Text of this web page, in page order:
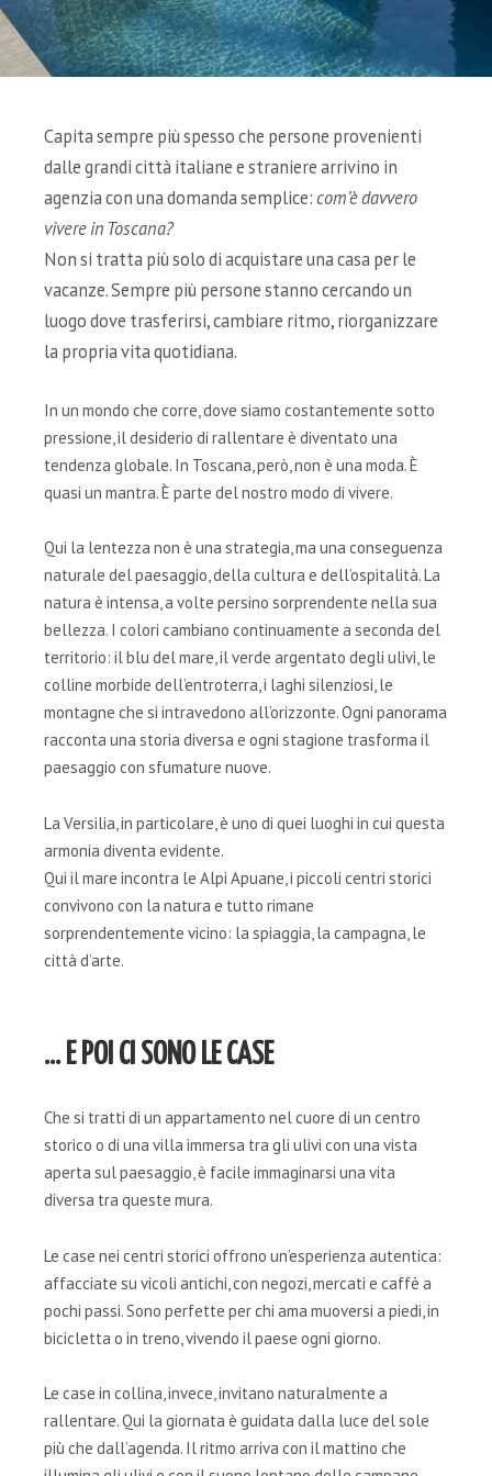
Capita sempre più spesso che persone provenienti
dalle grandi città italiane e straniere arrivino in
agenzia con una domanda semplice: com’è davvero
vivere in Toscana?
Non si tratta più solo di acquistare una casa per le
vacanze. Sempre più persone stanno cercando un
luogo dove trasferirsi, cambiare ritmo, riorganizzare
la propria vita quotidiana.
In un mondo che corre, dove siamo costantemente sotto
pressione, il desiderio di rallentare è diventato una
tendenza globale. In Toscana, però, non è una moda. È
quasi un mantra. È parte del nostro modo di vivere.
Qui la lentezza non è una strategia, ma una conseguenza
naturale del paesaggio, della cultura e dell’ospitalità. La
natura è intensa, a volte persino sorprendente nella sua
bellezza. I colori cambiano continuamente a seconda del
territorio: il blu del mare, il verde argentato degli ulivi, le
colline morbide dell’entroterra, i laghi silenziosi, le
montagne che si intravedono all’orizzonte. Ogni panorama
racconta una storia diversa e ogni stagione trasforma il
paesaggio con sfumature nuove.
La Versilia, in particolare, è uno di quei luoghi in cui questa
armonia diventa evidente.
Qui il mare incontra le Alpi Apuane, i piccoli centri storici
convivono con la natura e tutto rimane
sorprendentemente vicino: la spiaggia, la campagna, le
città d’arte.
… E POI CI SONO LE CASE
Che si tratti di un appartamento nel cuore di un centro
storico o di una villa immersa tra gli ulivi con una vista
aperta sul paesaggio, è facile immaginarsi una vita
diversa tra queste mura.
Le case nei centri storici offrono un’esperienza autentica:
affacciate su vicoli antichi, con negozi, mercati e caffè a
pochi passi. Sono perfette per chi ama muoversi a piedi, in
bicicletta o in treno, vivendo il paese ogni giorno.
Le case in collina, invece, invitano naturalmente a
rallentare. Qui la giornata è guidata dalla luce del sole
più che dall’agenda. Il ritmo arriva con il mattino che